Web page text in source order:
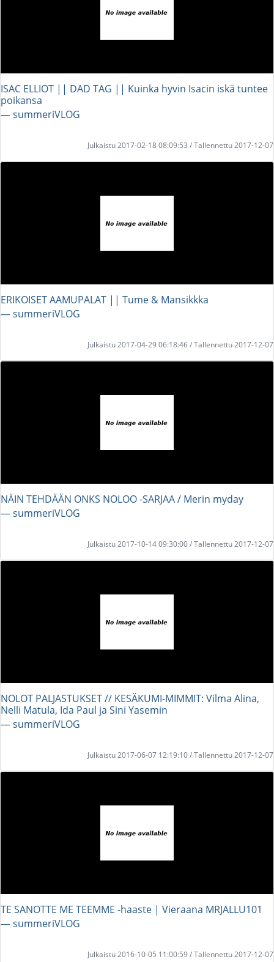
ISAC ELLIOT || DAD TAG || Kuinka hyvin Isacin iskä tuntee
poikansa
― summeriVLOG
Julkaistu 2017-02-18 08:09:53 / Tallennettu 2017-12-07
ERIKOISET AAMUPALAT || Tume & Mansikkka
― summeriVLOG
Julkaistu 2017-04-29 06:18:46 / Tallennettu 2017-12-07
NÄIN TEHDÄÄN ONKS NOLOO -SARJAA / Merin myday
― summeriVLOG
Julkaistu 2017-10-14 09:30:00 / Tallennettu 2017-12-07
NOLOT PALJASTUKSET // KESÄKUMI-MIMMIT: Vilma Alina,
Nelli Matula, Ida Paul ja Sini Yasemin
― summeriVLOG
Julkaistu 2017-06-07 12:19:10 / Tallennettu 2017-12-07
TE SANOTTE ME TEEMME -haaste | Vieraana MRJALLU101
― summeriVLOG
Julkaistu 2016-10-05 11:00:59 / Tallennettu 2017-12-07